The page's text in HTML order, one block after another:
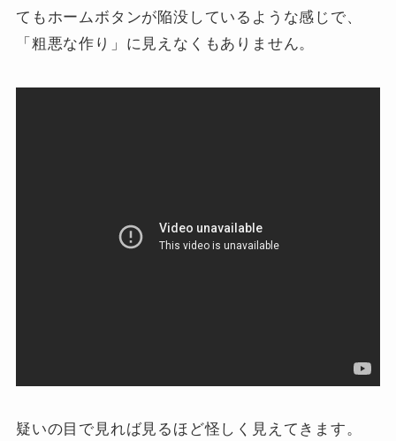
てもホームボタンが陥没しているような感じで、
「粗悪な作り」に見えなくもありません。
疑いの目で見れば見るほど怪しく見えてきます。